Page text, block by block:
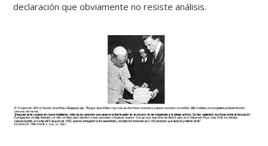
declaración que obviamente no resiste análisis.